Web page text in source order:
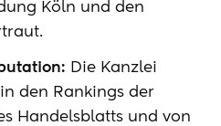
Köln und den
Die Kanzlei
in den Rankings der
Handelsblatts und von